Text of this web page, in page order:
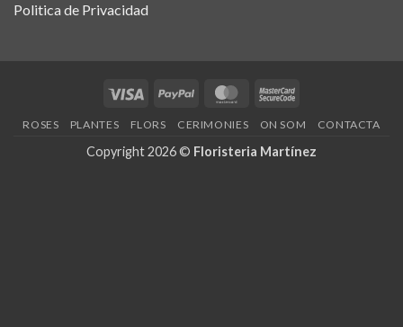
Politica de Privacidad
Visa PayPal MasterCardMasterCard
ROSES PLANTES FLORS CERIMONIES ON SOM CONTACTA
Copyright 2026 © Floristeria Martínez